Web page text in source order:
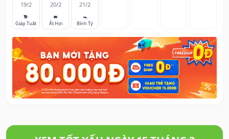
19/2
🐕
Giáp Tuất
20/2
🐖
Ất Hợi
21/2
🐀
Bính Tý